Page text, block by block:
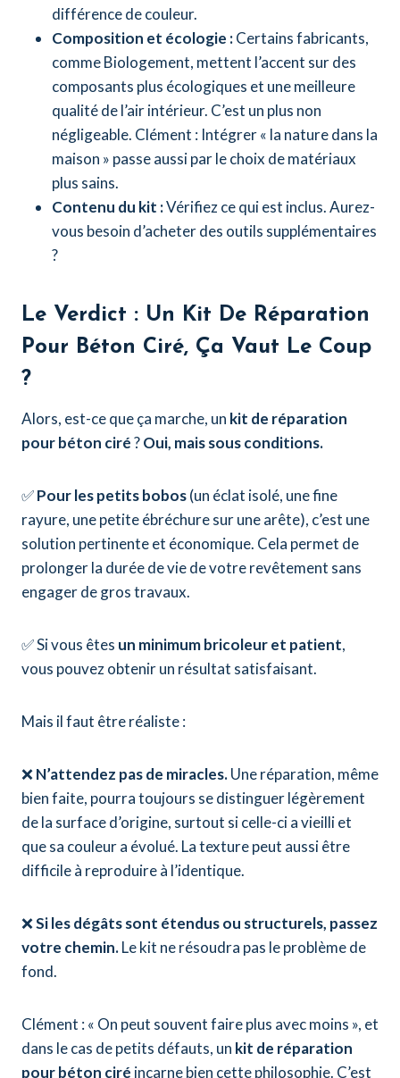
différence de couleur.
Composition et écologie :Certains fabricants,
comme Biologement, mettent l’accent sur des
composants plus écologiques et une meilleure
qualité de l’air intérieur. C’est un plus non
négligeable. Clément : Intégrer « la nature dans la
maison » passe aussi par le choix de matériaux
plus sains.
Contenu du kit :Vérifiez ce qui est inclus. Aurez-
vous besoin d’acheter des outils supplémentaires
?
Le Verdict : Un
Kit De Réparation
Pour Béton Ciré, Ça Vaut Le Coup
?
Alors, est-ce que ça marche, un kit de réparation
pour béton ciré?Oui, mais sous conditions.
✅Pour les petits bobos(un éclat isolé, une fine
rayure, une petite ébréchure sur une arête), c’est une
solution pertinente et économique. Cela permet de
prolonger la durée de vie de votre revêtement sans
engager de gros travaux.
✅ Si vous êtes un minimum bricoleur et patient,
vous pouvez obtenir un résultat satisfaisant.
Mais il faut être réaliste :
❌N’attendez pas de miracles.Une réparation, même
bien faite, pourra toujours se distinguer légèrement
de la surface d’origine, surtout si celle-ci a vieilli et
que sa couleur a évolué. La texture peut aussi être
difficile à reproduire à l’identique.
❌Si les dégâts sont étendus ou structurels, passez
votre chemin.Le kit ne résoudra pas le problème de
fond.
Clément : « On peut souvent faire plus avec moins », et
dans le cas de petits défauts, un kit de réparation
pour béton ciré incarne bien cette philosophie. C’est